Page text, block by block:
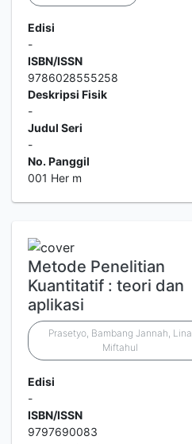
Edisi
-
ISBN/ISSN
9786028555258
Deskripsi Fisik
-
Judul Seri
-
No. Panggil
001 Her m
Metode Penelitian
Kuantitatif : teori dan
aplikasi
Prasetyo, Bambang Jannah, Lina
Miftahul
Edisi
-
ISBN/ISSN
9797690083